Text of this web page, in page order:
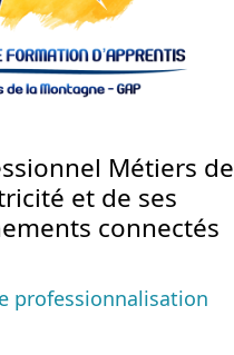
Métiers de
et de ses
connectés
professionnalisation